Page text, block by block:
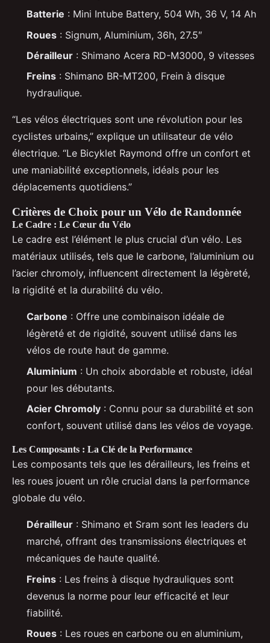
Batterie : Mini Intube Battery, 504 Wh, 36 V, 14 Ah
Roues : Signum, Aluminium, 36h, 27.5″
Dérailleur : Shimano Acera RD-M3000, 9 vitesses
Freins : Shimano BR-MT200, Frein à disque
hydraulique.
“Les vélos électriques sont une révolution pour les
cyclistes urbains,” explique un utilisateur de vélo
électrique. “Le Bicyklet Raymond offre un confort et
une maniabilité exceptionnels, idéals pour les
déplacements quotidiens.”
Critères de Choix pour un Vélo de Randonnée
Le Cadre : Le Cœur du Vélo
Le cadre est l’élément le plus crucial d’un vélo. Les
matériaux utilisés, tels que le carbone, l’aluminium ou
l’acier chromoly, influencent directement la légèreté,
la rigidité et la durabilité du vélo.
Carbone : Offre une combinaison idéale de
légèreté et de rigidité, souvent utilisé dans les
vélos de route haut de gamme.
Aluminium : Un choix abordable et robuste, idéal
pour les débutants.
Acier Chromoly : Connu pour sa durabilité et son
confort, souvent utilisé dans les vélos de voyage.
Les Composants : La Clé de la Performance
Les composants tels que les dérailleurs, les freins et
les roues jouent un rôle crucial dans la performance
globale du vélo.
Dérailleur : Shimano et Sram sont les leaders du
marché, offrant des transmissions électriques et
mécaniques de haute qualité.
Freins : Les freins à disque hydrauliques sont
devenus la norme pour leur efficacité et leur
fiabilité.
Roues : Les roues en carbone ou en aluminium,